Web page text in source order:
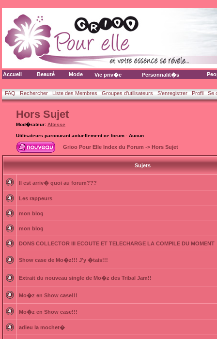
Accueil Beauté Mode Vie priv�e Personnalit�s
FAQ Rechercher Liste des Membres Groupes d'utilisateurs S'enregistrer Profil Se
Hors Sujet
Mod�rateur: Altesse
Utilisateurs parcourant actuellement ce forum : Aucun
Grioo Pour Elle Index du Forum -> Hors Sujet
Sujets
Il est arriv� quoi au forum???
Les rappeurs
mon blog
mon blog
DONS COLLECTOR III ECOUTE ET TELECHARGE LA COMPILE DU MOMENT
Show case de Mo�z!!! J'y �tais!!!
Extrait du nouveau single de Mo�z des Tribal Jam!!
Mo�z en Show case!!!
Mo�z en Show case!!!
adieu la mochet�